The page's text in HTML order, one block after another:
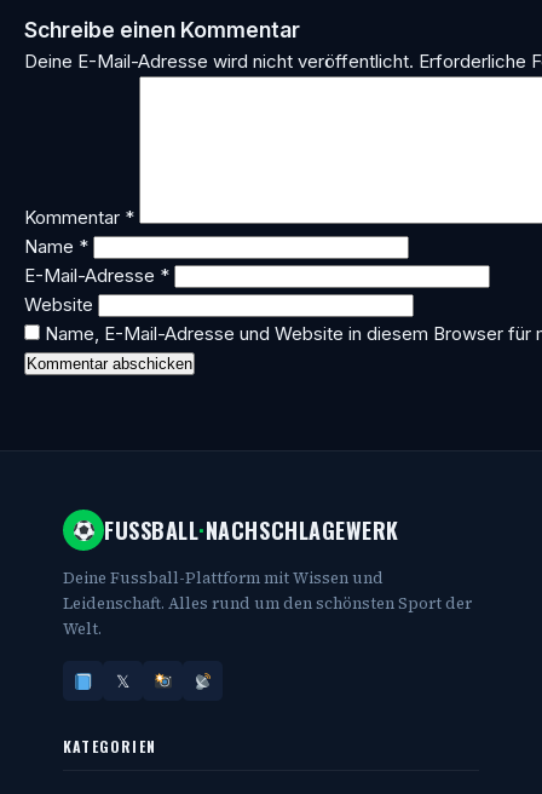
Schreibe einen Kommentar
Deine E-Mail-Adresse wird nicht veröffentlicht. Erforderliche
Kommentar *
Name *
E-Mail-Adresse *
Website
Name, E-Mail-Adresse und Website in diesem Browser für
FUSSBALL·NACHSCHLAGEWERK
Deine Fussball-Plattform mit Wissen und
Leidenschaft. Alles rund um den schönsten Sport der
Welt.
𝕏
KATEGORIEN